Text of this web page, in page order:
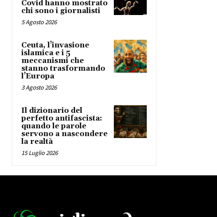
Covid hanno mostrato
chi sono i giornalisti
5 Agosto 2026
Ceuta, l’invasione
islamica e i 5
meccanismi che
stanno trasformando
l’Europa
3 Agosto 2026
Il dizionario del
perfetto antifascista:
quando le parole
servono a nascondere
la realtà
15 Luglio 2026